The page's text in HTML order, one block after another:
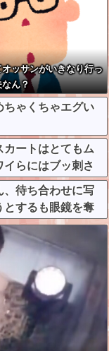
ッサンがいきなり行っ
ん？
ちゃくちゃエグい
カートはとてもム
らにはブッ刺さ
、待ち合わせに写
とするも眼鏡を奪
ところを激写され